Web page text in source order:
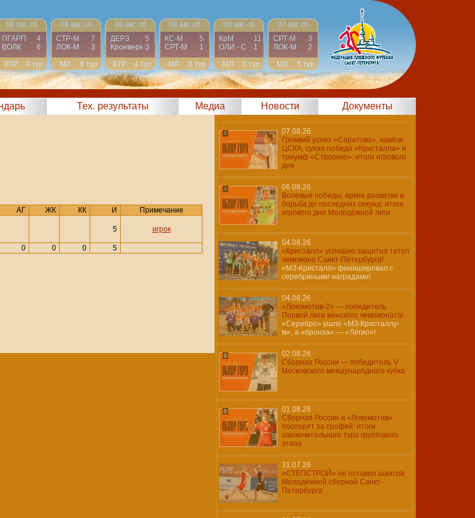
08 авг, сб
ПГАРП
4
ВОЛК
6
ВТР
4 тур
08 авг, сб
СТР-М
7
ЛОК-М
3
МЛ
6 тур
08 авг, сб
ДЕРЗ
5
Кронверк 3
ВТР
4 тур
08 авг, сб
КС-М
5
СРТ-М
1
МЛ
6 тур
08 авг, сб
КрМ
11
ОЛИ - С
1
МЛ
6 тур
07 авг, пт
СРТ-М
3
ЛОК-М
2
МЛ
5 тур
Тех. результаты Медиа Новости Документы
АГ ЖК КК И
Примечание
5 игрок
0 0 0 5
07.08.26
Громкий успех «Саратова», камбэк
ЦСКА, сухая победа «Кристалла» и
триумф «Строгино»: итоги игрового
дня
06.08.26
Волевые победы, яркие развязки и
борьба до последних секунд: итоги
игрового дня Молодёжной лиги
04.08.26
«Кристалл» успешно защитил титул
чемпиона Санкт-Петербурга!
«МЗ-Кристалл» финишировал с
серебряными наградами!
04.08.26
«Локомотив-2» — победитель
Первой лиги женского чемпионата!
«Серебро» ушло «МЗ-Кристаллу-
м», а «бронза» — «Легио»!
02.08.26
Сборная России — победитель V
Московского международного кубка
01.08.26
Сборная России и «Локомотив»
поспорят за трофей: итоги
заключительного тура группового
этапа
31.07.26
«СТЕПСТРОЙ» не оставил шансов
Молодёжной сборной Санкт-
Петербурга